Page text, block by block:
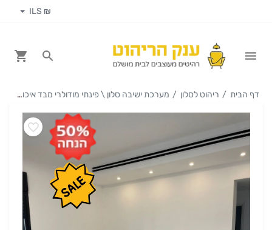
₪ ILS
דף הבית ריהוט לסלון מערכת ישיבה סלון \ פינתי מודולרי מבד איכותי דגם טליה